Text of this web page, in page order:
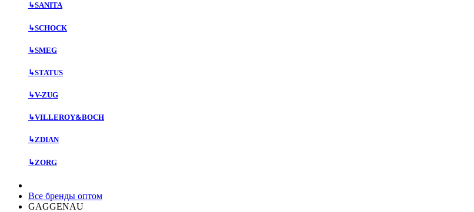
↳SANITA
↳SCHOCK
↳SMEG
↳STATUS
↳V-ZUG
↳VILLEROY&BOCH
↳ZDIAN
↳ZORG
Все бренды оптом
GAGGENAU